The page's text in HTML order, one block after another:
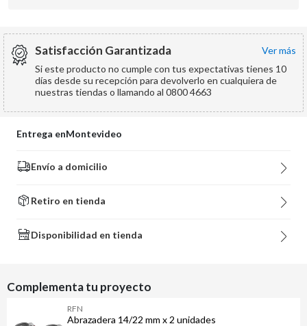
Satisfacción Garantizada
ver más
Si este producto no cumple con tus expectativas tienes 10
días desde su recepción para devolverlo en cualquiera de
nuestras tiendas o llamando al 0800 4663
Entrega enMontevideo
Envío a domicilio
Retiro en tienda
Disponibilidad en tienda
Complementa tu proyecto
RFN
Abrazadera 14/22 mm x 2 unidades